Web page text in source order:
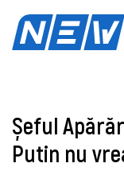
Șeful
Putin nu